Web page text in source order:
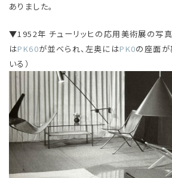
ありました。
▼1952年 チューリッヒの応用美術展の写真
はPK60が並べられ、左奥にはPK0の座面が
いる）